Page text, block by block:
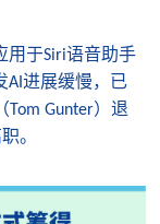
用于Siri语音助手
AI进展缓慢，已
Tom Gunter）退
。